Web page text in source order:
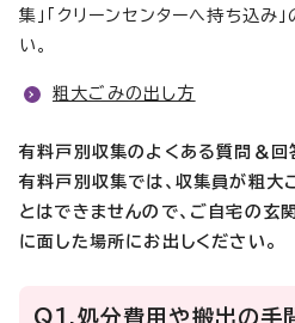
集」「クリーンセンターへ持ち込み
い。
粗大ごみの出し方
有料戸別収集のよくある質問＆回
有料戸別収集では、収集員が粗大
とはできませんので、ご 自宅の玄
に面した場所にお出しください。
Q1.処分費用や搬出の手